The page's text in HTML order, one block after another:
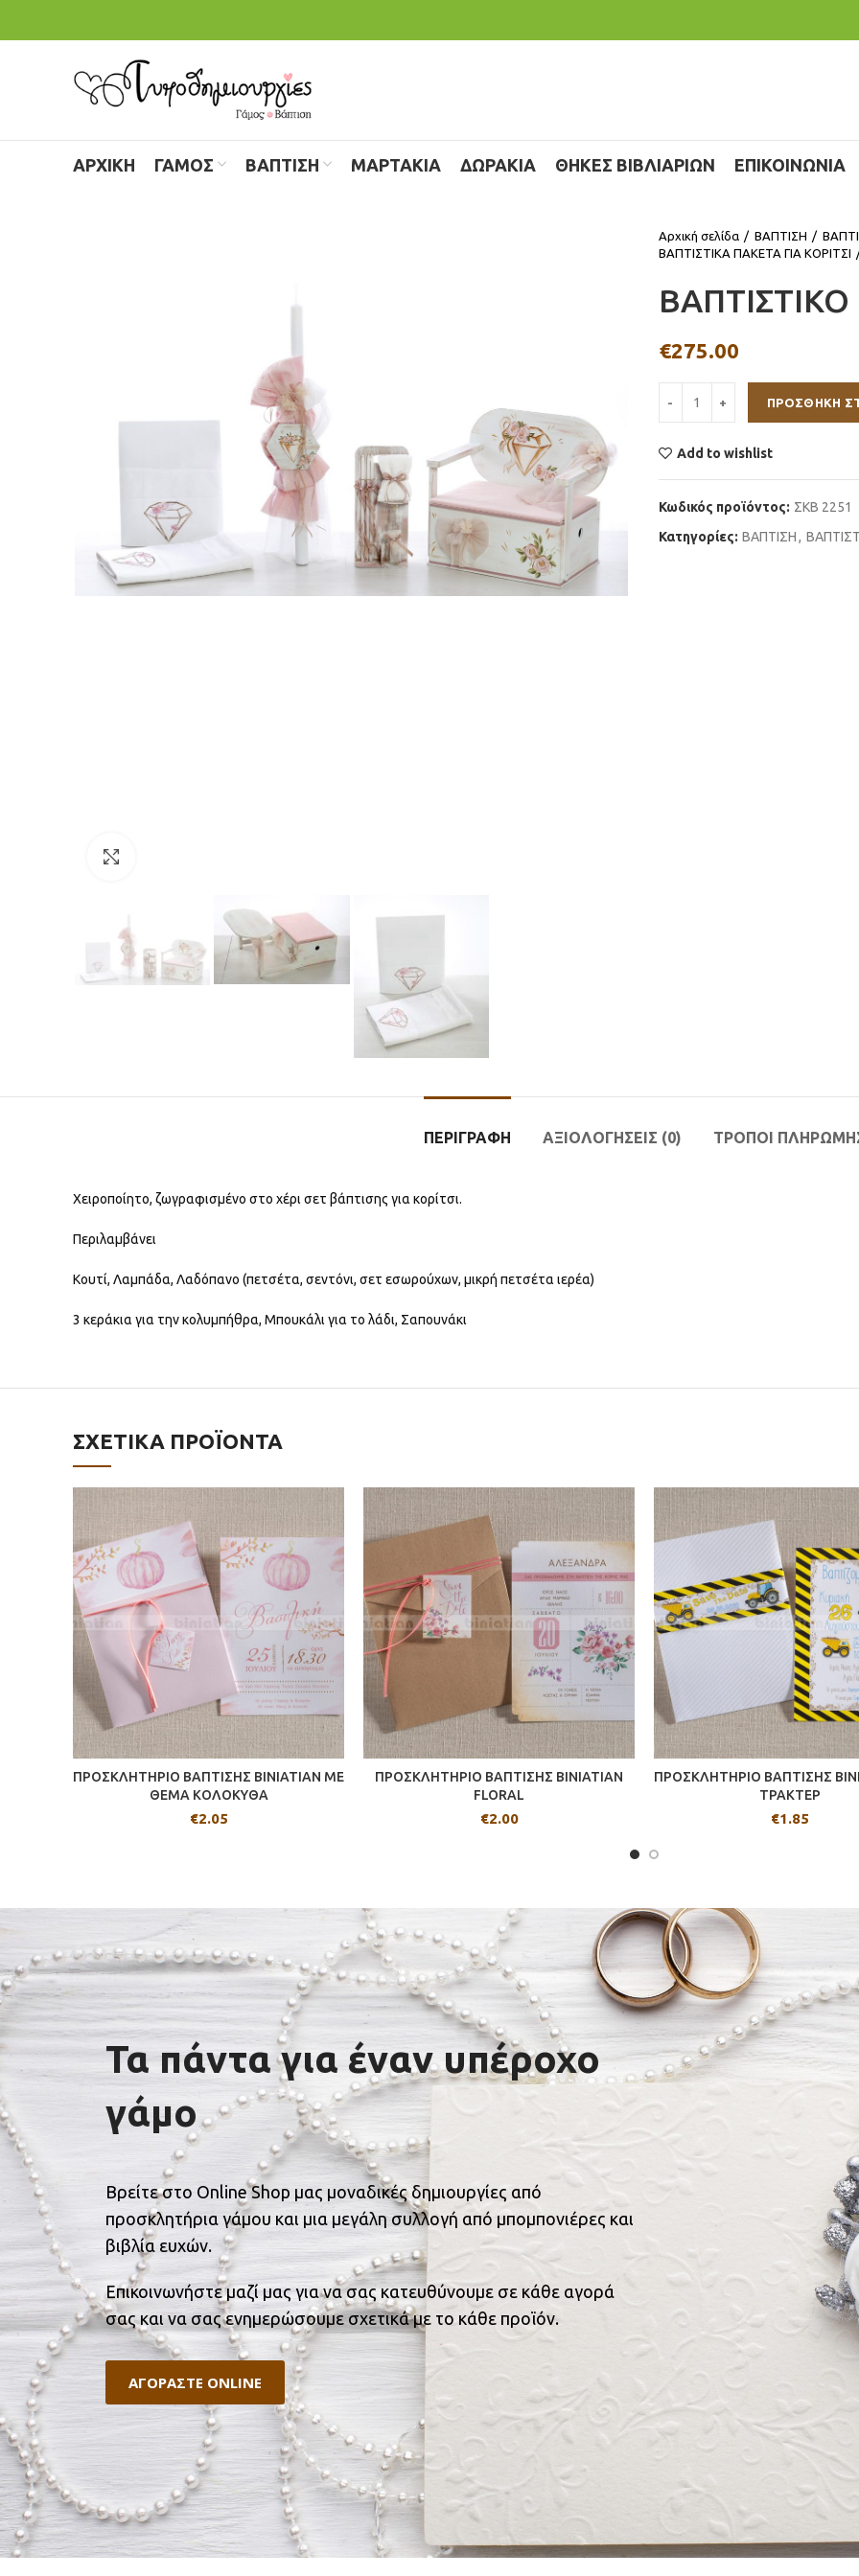
ΑΡΧΙΚΗ ΓΑΜΟΣ ΒΑΠΤΙΣΗ ΜΑΡΤΑΚΙΑ ΔΩΡΑΚΙΑ ΘΗΚΕΣ ΒΙΒΛΙΑΡΙΩΝ ΕΠΙΚΟΙΝΩΝΙΑ
Αρχική σελίδα ΒΑΠΤΙΣΗ
ΒΑΠΤΙΣΤΙΚΑ ΠΑΚΕΤΑ ΓΙΑ ΚΟΡΙΤΣΙ
€275.00
ΠΡΟΣΘΉΚΗ
Add to wishlist
Κωδικός προϊόντος: ΣΚΒ 2251
Κατηγορίες: ΒΑΠΤΙΣΗ,
ΠΕΡΙΓΡΑΦΉ ΑΞΙΟΛΟΓΉΣΕΙΣ (0) ΤΡΟΠΟΙ
Χειροποίητο, ζωγραφισμένο στο χέρι σετ βάπτισης για κορίτσι.
Περιλαμβάνει
Κουτί, Λαμπάδα, Λαδόπανο (πετσέτα, σεντόνι, σετ εσωρούχων, μικρή πετσέτα ιερέα)
3 κεράκια για την κολυμπήθρα, Μπουκάλι για το λάδι, Σαπουνάκι
ΣΧΕΤΙΚΆ ΠΡΟΪΌΝΤΑ
ΠΡΟΣΚΛΗΤΗΡΙΟ ΒΑΠΤΙΣΗΣ BINIATIAN ΜΕ
ΘΕΜΑ ΚΟΛΟΚΥΘΑ
€2.05
ΠΡΟΣΚΛΗΤΗΡΙΟ ΒΑΠΤΙΣΗΣ BINIATIAN
FLORAL
€2.00
ΠΡΟΣΚΛΗΤΗΡΙΟ ΒΑΠΤΙΣΗΣ
ΤΡΑΚΤΕΡ
€1.85
Τα πάντα για έναν υπέροχο
γάμο
Βρείτε στο Online Shop μας μοναδικές δημιουργίες από
προσκλητήρια γάμου και μια μεγάλη συλλογή από μπομπονιέρες και
βιβλία ευχών.
Επικοινωνήστε μαζί μας για να σας κατευθύνουμε σε κάθε αγορά
σας και να σας ενημερώσουμε σχετικά με το κάθε προϊόν.
ΑΓΟΡΑΣΤΕ ONLINE